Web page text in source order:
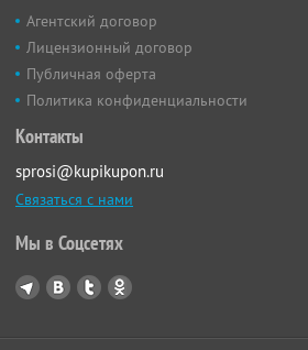
Агентский договор
Лицензионный договор
Публичная оферта
Политика конфиденциальности
Контакты
sprosi@kupikupon.ru
Связаться с нами
Мы в Соцсетях